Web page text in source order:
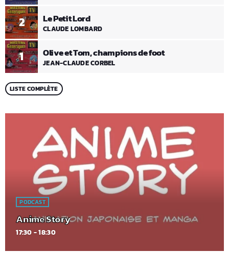
1 Olive et Tom, champions de foot
JEAN-CLAUDE CORBEL
2 Le Petit Lord
CLAUDE LOMBARD
LISTE COMPLÈTE
PODCAST
Anime Story
17:30 - 18:30